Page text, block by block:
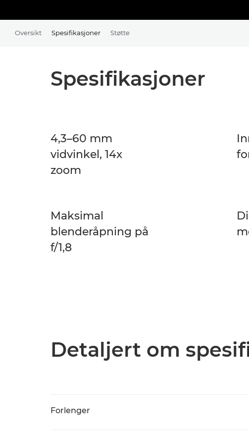
Oversikt Spesifikasjoner Støtte
Spesifikasjoner
4,3–60 mm
vidvinkel, 14x
zoom
Maksimal
blenderåpning på
f/1,8
Detaljert om
Forlenger